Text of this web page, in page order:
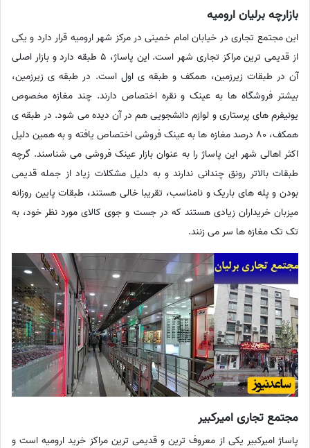
بازارچه برلیان ارومیه
این مجتمع تجاری در خیابان امام خمینی در مرکز شهر ارومیه قرار دارد و یکی
از قدیمی ترین مراکز تجاری شهر است. این پاساژ، 5 طبقه دارد و بازار اصلی
آن در طبقات زیرزمین، همکف و طبقه ی اول است. در طبقه ی زیرزمین،
بیشتر فروشگاه ها به عینک و نقره اختصاص دارند. چند مغازه مخصوص
یونیفرم های پرستاری و لوازم دانشجویی هم در آن دیده می شود. در طبقه ی
همکف، 80 درصد مغازه ها به عینک فروشی اختصاص یافته و به همین دلیل
اکثر اهالی شهر این پاساژ را به عنوان بازار عینک فروشی می شناسند. گرچه
طبقات بالاتر رونق چندانی ندارند و به دلیل مشکلات زیاد از جمله قدیمی
بودن و پله های باریک و نامناسب، تقریبا خالی هستند، طبقات پایین روزانه
میزبان خریداران زیادی هستند که در جست و جوی کالای مورد نظر خود، به
تک تک مغازه ها سر می زنند.
مجتمع تجاری امیرکبیر
پاساژ امیرکبیر یکی از معروف ترین و قدیمی ترین مراکز خرید ارومیه است و